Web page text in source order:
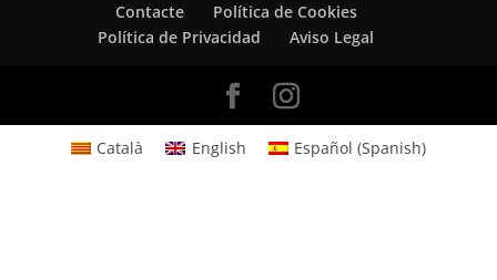
Contacte
Política de Cookies
Política de Privacidad
Aviso Legal
Català English Español (Spanish)